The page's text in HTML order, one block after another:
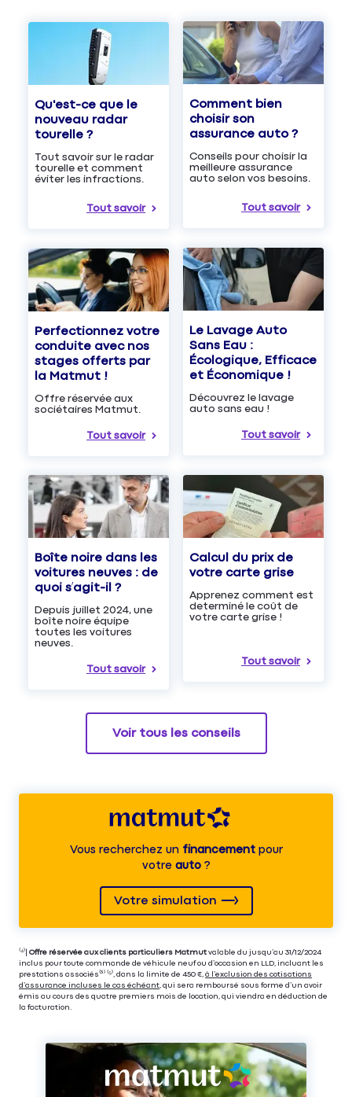
Qu'est-ce que le
nouveau radar
tourelle ?
Tout savoir sur le radar
tourelle et comment
éviter les infractions.
Tout savoir
Comment bien
choisir son
assurance auto ?
Conseils pour choisir la
meilleure assurance
auto selon vos besoins.
Tout savoir
Perfectionnez votre
conduite avec nos
stages offerts par
la Matmut !
Offre réservée aux
sociétaires Matmut.
Tout savoir
Le Lavage Auto
Sans Eau :
Écologique, Efficace
et Économique !
Découvrez le lavage
auto sans eau !
Tout savoir
Boîte noire dans les
voitures neuves : de
quoi s’agit-il ?
Depuis juillet 2024, une
boîte noire équipe
toutes les voitures
neuves.
Tout savoir
Calcul du prix de
votre carte grise
Apprenez comment est
determiné le coût de
votre carte grise !
Tout savoir
Voir tous les conseils
Vous recherchez unfinancementpour
votre auto?
Votre simulation
⁽⁴⁾| Offre réservée aux clients particuliers Matmut valable du jusqu’au 31/12/2024
inclus pour toute commande de véhicule neuf ou d’occasion en LLD, incluant les
prestations associés⁽³⁾ ⁽⁵⁾, dans la limite de 450 €, à l’exclusion des cotisations
d’assurance incluses le cas échéant, qui sera remboursé sous forme d’un avoir
émis au cours des quatre premiers mois de location, qui viendra en déduction de
la facturation.